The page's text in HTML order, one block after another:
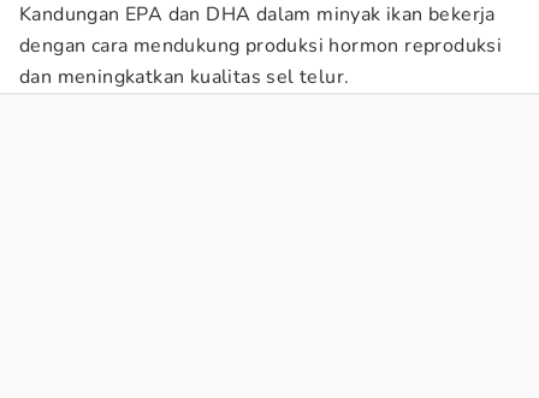
Kandungan EPA dan DHA dalam minyak ikan bekerja
dengan cara mendukung produksi hormon reproduksi
dan meningkatkan kualitas sel telur.